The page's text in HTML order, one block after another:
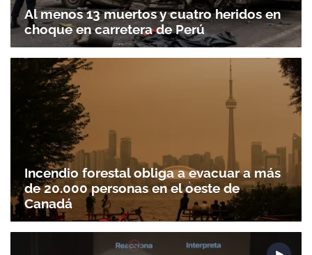
Al menos 13 muertos y cuatro heridos en
choque en carretera de Perú
Incendio forestal obliga a evacuar a más
de 20.000 personas en el oeste de
Canadá